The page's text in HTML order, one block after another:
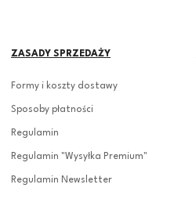
ZASADY SPRZEDAŻY
Formy i koszty dostawy
Sposoby płatności
Regulamin
Regulamin "Wysyłka Premium"
Regulamin Newsletter